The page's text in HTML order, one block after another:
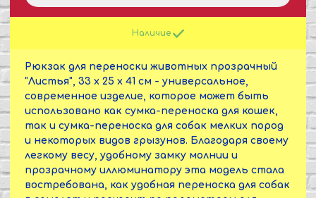
Наличие
Рюкзак для переноски животных прозрачный
"Листья", 33 х 25 х 41 см - универсальное,
современное изделие, которое может быть
использовано как сумка-переноска для кошек,
так и сумка-переноска для собак мелких пород
и некоторых видов грызунов. Благодаря своему
легкому весу, удобному замку молнии и
прозрачному иллюминатору эта модель стала
востребована, как удобная переноска для собак